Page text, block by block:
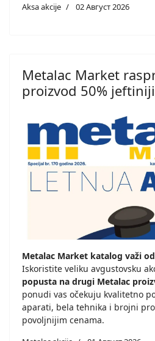
Aksa akcije 02 Август 2026
Metalac Market
proizvod 50%
Metalac Market katalog važi od
Iskoristite veliku avgustovsku
popusta na drugi Metalac
ponudi vas očekuju kvalitetno
aparati, bela tehnika i brojni
povoljnijim cenama.